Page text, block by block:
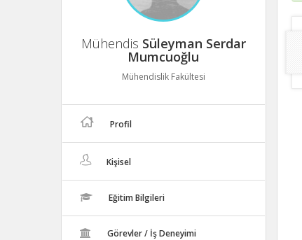
Mühendis Süleyman Serdar
Mumcuoğlu
Mühendislik Fakültesi
Profil
Kişisel
Eğitim Bilgileri
Görevler / İş Deneyimi